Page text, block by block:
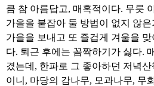
큼 참 아름답고, 매혹적이다. 무릇
가을을 붙잡아 둘 방법이 없지 않은
가을을 보내고 또 즐겁게 겨울을
다. 퇴근 후에는 꼼짝하기가 싫다.
겼는데, 한파로 그 좋아하던 저녁
이니, 마당의 감나무, 모과나무, 무